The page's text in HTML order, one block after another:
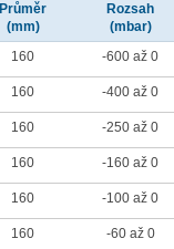
Průměr
(mm)
Rozsah
(mbar)
160 -600 až 0
160 -400 až 0
160 -250 až 0
160 -160 až 0
160 -100 až 0
160 -60 až 0